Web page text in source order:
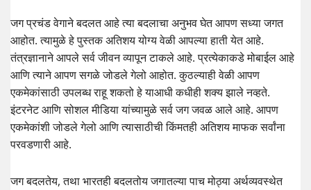
जग प्रचंड वेगाने बदलत आहे त्या बदलाचा अनुभव घेत आपण सध्या जगत
आहोत. त्यामुळे हे पुस्तक अतिशय योग्य वेळी आपल्या हाती येत आहे.
तंत्रज्ञानाने आपले सर्व जीवन व्यापून टाकले आहे. प्रत्येकाकडे मोबाईल आहे
आणि त्याने आपण सगळे जोडले गेलो आहोत. कुठल्याही वेळी आपण
एकमेकांसाठी उपलब्ध राहू शकतो हे याआधी कधीही शक्य झाले नव्हते.
इंटरनेट आणि सोशल मीडिया यांच्यामुळे सर्व जग जवळ आले आहे. आपण
एकमेकांशी जोडले गेलो आणि त्यासाठीची किंमतही अतिशय माफक सर्वांना
परवडणारी आहे.
जग बदलतेय, तथा भारतही बदलतोय जगातल्या पाच मोठ्या अर्थव्यवस्थेत